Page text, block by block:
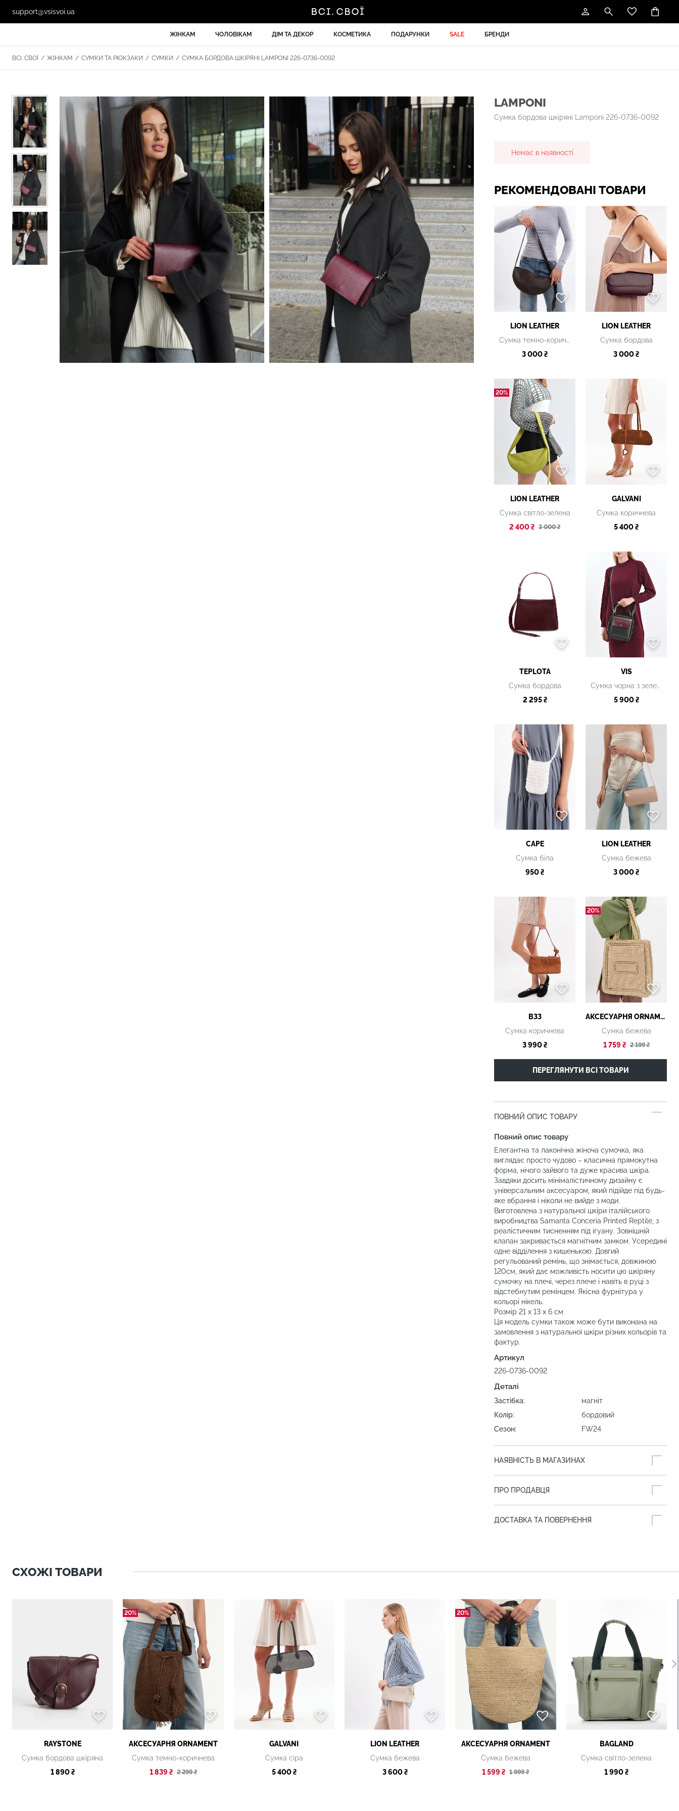
support@vsisvoi.ua
ЖІНКАМ ЧОЛОВІКАМ ДІМ ТА ДЕКОР КОСМЕТИКА ПОДАРУНКИ SALE БРЕНДИ
ВСІ. СВОЇ / ЖІНКАМ / СУМКИ ТА РЮКЗАКИ / СУМКИ / СУМКА БОРДОВА ШКІРЯНІ LAMPONI 226-0736-0092
LAMPONI
Сумка бордова шкіряні Lamponi 226-0736-0092
Немає в наявності
РЕКОМЕНДОВАНІ ТОВАРИ
LION LEATHER
Сумка темно-коричнева
3 000 ₴
LION LEATHER
Сумка бордова
3 000 ₴
20%
LION LEATHER
Сумка світло-зелена
2 400 ₴ 3 000 ₴
GALVANI
Сумка коричнева
5 400 ₴
TEPLOTA
Сумка бордова
2 295 ₴
VIS
Сумка чорна з зеленою накладною кишенею
5 900 ₴
CAPE
Сумка біла
950 ₴
LION LEATHER
Сумка бежева
3 000 ₴
B33
Сумка коричнева
3 990 ₴
20%
АКСЕСУАРНЯ ОRNAMENT
Сумка бежева
1 759 ₴ 2 199 ₴
ПЕРЕГЛЯНУТИ ВСІ ТОВАРИ
ПОВНИЙ ОПИС ТОВАРУ
Повний опис товару
Елегантна та лаконічна жіноча сумочка, яка
виглядає просто чудово – класична прямокутна
форма, нічого зайвого та дуже красива шкіра.
Завдяки досить мінімалістичному дизайну є
універсальним аксесуаром, який підійде під будь-
яке вбрання і ніколи не вийде з моди.
Виготовлена з натуральної шкіри італійського
виробництва Samanta Conceria Printed Reptile, з
реалістичним тисненням під ігуану. Зовнішній
клапан закривається магнітним замком. Усередині
одне відділення з кишенькою. Довгий
регульований ремінь, що знімається, довжиною
120см, який дає можливість носити цю шкіряну
сумочку на плечі, через плече і навіть в руці з
відстебнутим ремінцем. Якісна фурнітура у
кольорі нікель.
Розмір 21 х 13 х 6 см
Ця модель сумки також може бути виконана на
замовлення з натуральної шкіри різних кольорів та
фактур.
Артикул
226-0736-0092
Деталі
Застібка:
магніт
Колір:
бордовий
Сезон:
FW24
НАЯВНІСТЬ В МАГАЗИНАХ
ПРО ПРОДАВЦЯ
ДОСТАВКА ТА ПОВЕРНЕННЯ
СХОЖІ ТОВАРИ
RAYSTONE
Сумка бордова шкіряна
1 890 ₴
20%
АКСЕСУАРНЯ ОRNAMENT
Сумка темно-коричнева
1 839 ₴ 2 299 ₴
GALVANI
Сумка сіра
5 400 ₴
LION LEATHER
Сумка бежева
3 600 ₴
20%
АКСЕСУАРНЯ ОRNAMENT
Сумка бежева
1 599 ₴
1 999 ₴
BAGLAND
Сумка світло-зелена
1 990 ₴